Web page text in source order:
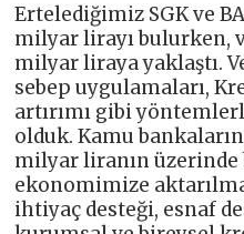
Ertelediğimiz SGK ve
milyar lirayı bulurken,
milyar liraya yaklaştı.
sebep uygulamaları,
artırımı gibi
olduk. Kamu
milyar liranın
ekonomimize
ihtiyaç desteği, esnaf